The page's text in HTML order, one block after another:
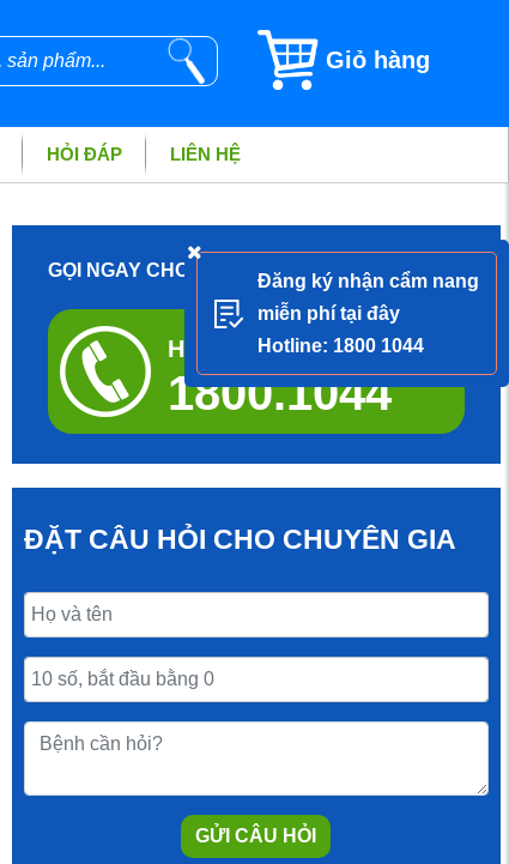
Giỏ hàng
HỎI ĐÁP LIÊN HỆ
GỌI NGAY CHO DƯỢC SĨ ĐỂ ĐƯỢC TƯ VẤN
Hotline tư vấn miễn phí
1800.1044
ĐẶT CÂU HỎI CHO CHUYÊN GIA
GỬI CÂU HỎI
Đăng ký nhận cẩm nang
miễn phí tại đây
Hotline: 1800 1044